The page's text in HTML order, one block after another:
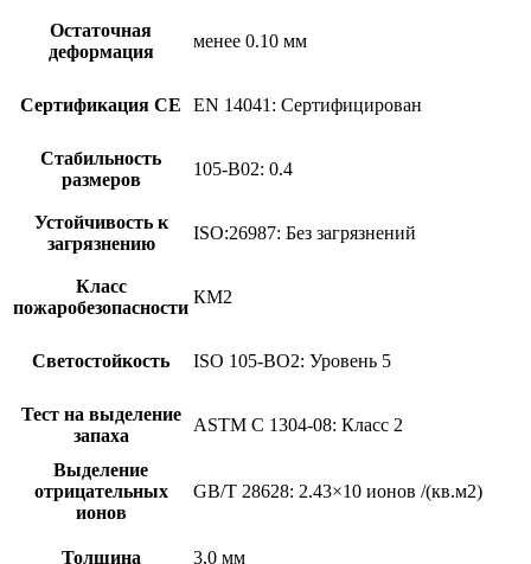
Остаточная
деформация
менее 0.10 мм
Сертификация CE EN 14041: Сертифицирован
Стабильность
размеров
105-B02: 0.4
Устойчивость к
загрязнению
ISO:26987: Без загрязнений
Класс
пожаробезопасности
КМ2
Светостойкость ISO 105-BO2: Уровень 5
Тест на выделение
запаха
ASTM C 1304-08: Класс 2
Выделение
отрицательных
ионов
GB/T 28628: 2.43×10 ионов /(кв.м2)
Толщина 3,0 мм